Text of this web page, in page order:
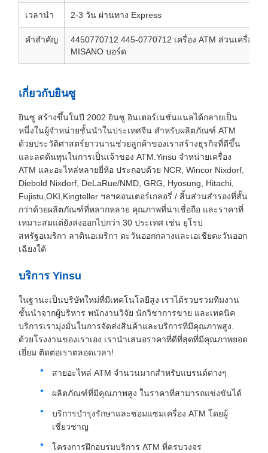
เวลานํา 2-3 วัน ผ่านทาง Express
คําสําคัญ
4450770712 445-0770712 เครื่อง ATM ส่วนเครื่อง
MISANO บอร์ด
เกี่ยวกับยินซู
ยินซู สร้างขึ้นในปี 2002 ยินซู อินเตอร์เนชั่นแนลได้กลายเป็น
หนึ่งในผู้จําหน่ายชั้นนําในประเทศจีน สําหรับผลิตภัณฑ์ ATM
ด้วยประวัติศาสตร์ยาวนานช่วยลูกค้าของเราสร้างธุรกิจที่ดีขึ้น
และลดต้นทุนในการเป็นเจ้าของ ATM.Yinsu จําหน่ายเครื่อง
ATM และอะไหล่หลายยี่ห้อ ประกอบด้วย NCR, Wincor Nixdorf,
Diebold Nixdorf, DeLaRue/NMD, GRG, Hyosung, Hitachi,
Fujistu,OKI,Kingteller ฯลฯคอนเตอร์เกลอรี่ / สิ้นส่วนสํารองที่สั้น
กว่าด้วยผลิตภัณฑ์ที่หลากหลาย คุณภาพที่น่าเชื่อถือ และราคาที่
เหมาะสมแต่ยังส่งออกไปกว่า 30 ประเทศ เช่น ยุโรป
สหรัฐอเมริกา ลาตินอเมริกา ตะวันออกกลางและเอเชียตะวันออก
เฉียงใต้
บริการ Yinsu
ในฐานะเป็นบริษัทใหม่ที่มีเทคโนโลยีสูง เราได้รวบรวมทีมงาน
ชั้นนําจากผู้บริหาร พนักงานวิจัย นักวิชาการขาย และเทคนิค
บริการเรามุ่งมั่นในการจัดส่งสินค้าและบริการที่มีคุณภาพสูง.
ด้วยโรงงานของเราเอง เรานําเสนอราคาที่ดีที่สุดที่มีคุณภาพยอด
เยี่ยม ติดต่อเราตลอดเวลา!
สายอะไหล่ ATM จํานวนมากสําหรับแบรนด์ต่างๆ
ผลิตภัณฑ์ที่มีคุณภาพสูง ในราคาที่สามารถแข่งขันได้
บริการบํารุงรักษาและซ่อมแซมเครื่อง ATM โดยผู้
เชี่ยวชาญ
โครงการฝึกอบรมบริการ ATM ที่ครบวงจร